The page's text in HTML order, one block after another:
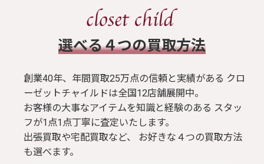
​選べる４つの買取方法
創業40年、年間買取25万点の信頼と実績がある クロ
ーゼットチャイルドは全国12店舗展開中。
お客様の大事なアイテムを知識と経験のある スタッ
フが1点1点丁寧に査定いたします。
出張買取や宅配買取など、 お好きな４つの買取方法
も選べます。